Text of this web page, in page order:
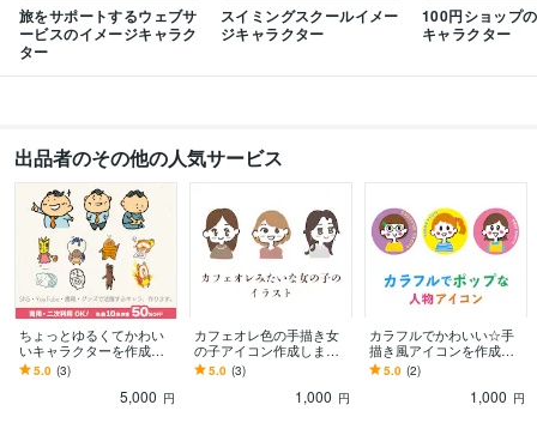
旅をサポートするウェブサ
ービスのイメージキャラク
ター
スイミングスクールイメー
ジキャラクター
100円ショップ
キャラクター
出品者のその他の人気サービス
ちょっとゆるくてかわい
いキャラクターを作成し
ます SNS・YouTube・書
籍のナビ役、グッズ展開
5.0 (3)
5,000 円
カフェオレ色の手描き女
の子アイコン作成します
納品は即日〜OK！LINEや
SNS、名刺に個性を出し
5.0 (3)
1,000 円
カラフルでかわいい☆手
描き風アイコンを作成し
ます 即日〜納品OK！明る
くポップな派手色アイコ
ンで目を惹こう！
5.0 (2)
1,000 円